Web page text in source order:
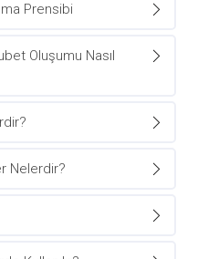
Prensibi
Oluşumu Nasıl
Nelerdir?